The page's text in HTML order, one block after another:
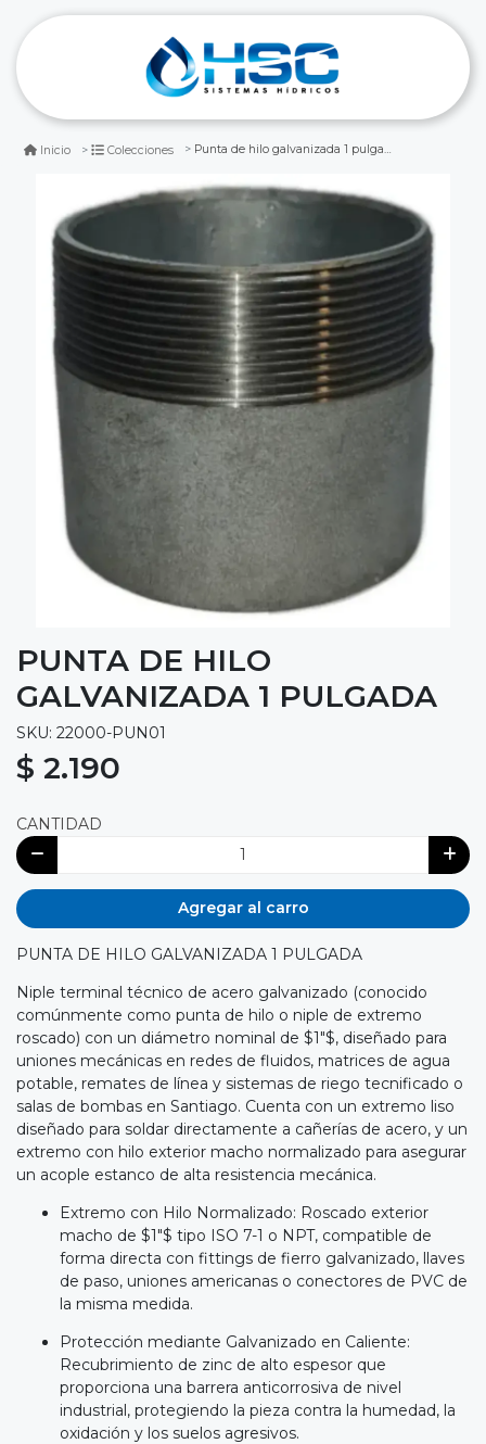
Inicio Colecciones Punta de hilo galvanizada 1 pulgada
PUNTA DE HILO
GALVANIZADA 1 PULGADA
SKU: 22000-PUN01
$ 2.190
CANTIDAD
Agregar al carro
PUNTA DE HILO GALVANIZADA 1 PULGADA
Niple terminal técnico de acero galvanizado (conocido
comúnmente como punta de hilo o niple de extremo
roscado) con un diámetro nominal de $1"$, diseñado para
uniones mecánicas en redes de fluidos, matrices de agua
potable, remates de línea y sistemas de riego tecnificado o
salas de bombas en Santiago. Cuenta con un extremo liso
diseñado para soldar directamente a cañerías de acero, y un
extremo con hilo exterior macho normalizado para asegurar
un acople estanco de alta resistencia mecánica.
Extremo con Hilo Normalizado: Roscado exterior
macho de $1"$ tipo ISO 7-1 o NPT, compatible de
forma directa con fittings de fierro galvanizado, llaves
de paso, uniones americanas o conectores de PVC de
la misma medida.
Protección mediante Galvanizado en Caliente:
Recubrimiento de zinc de alto espesor que
proporciona una barrera anticorrosiva de nivel
industrial, protegiendo la pieza contra la humedad, la
oxidación y los suelos agresivos.